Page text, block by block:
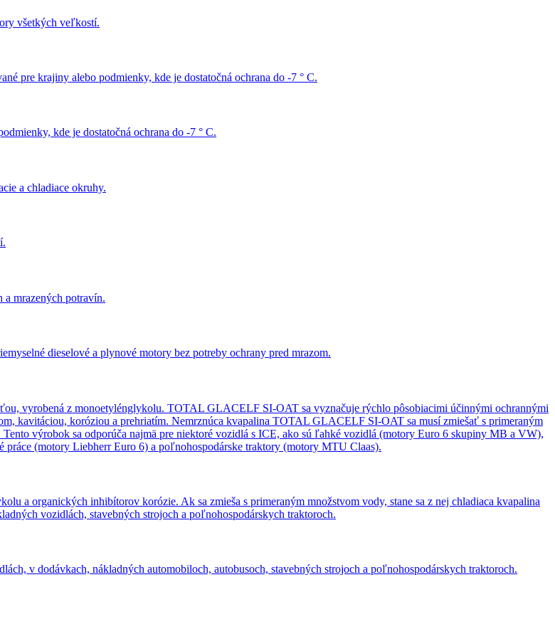
všetkých veľkostí.
pre krajiny alebo podmienky, kde je dostatočná ochrana do -7 ° C.
kde je dostatočná ochrana do -7 ° C.
a chladiace okruhy.
mrazených potravín.
dieselové a plynové motory bez potreby ochrany pred mrazom.
vyrobená z monoetylénglykolu. TOTAL GLACELF SI-OAT sa vyznačuje rýchlo pôsobiacimi účinnými ochrannými
kavitáciou, koróziou a prehriatím. Nemrznúca kvapalina TOTAL GLACELF SI-OAT sa musí zmiešať s primeraným
výrobok sa odporúča najmä pre niektoré vozidlá s ICE, ako sú ľahké vozidlá (motory Euro 6 skupiny MB a VW),
(motory Liebherr Euro 6) a poľnohospodárske traktory (motory MTU Claas).
a organických inhibítorov korózie. Ak sa zmieša s primeraným množstvom vody, stane sa z nej chladiaca kvapalina
vozidlách, stavebných strojoch a poľnohospodárskych traktoroch.
v dodávkach, nákladných automobiloch, autobusoch, stavebných strojoch a poľnohospodárskych traktoroch.